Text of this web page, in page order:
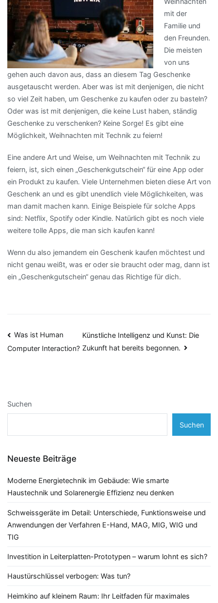
mit der
Familie und
den Freunden.
Die meisten
von uns
gehen auch davon aus, dass an diesem Tag Geschenke
ausgetauscht werden. Aber was ist mit denjenigen, die nicht
so viel Zeit haben, um Geschenke zu kaufen oder zu basteln?
Oder was ist mit denjenigen, die keine Lust haben, ständig
Geschenke zu verschenken? Keine Sorge! Es gibt eine
Möglichkeit, Weihnachten mit Technik zu feiern!
Eine andere Art und Weise, um Weihnachten mit Technik zu
feiern, ist, sich einen „Geschenkgutschein“ für eine App oder
ein Produkt zu kaufen. Viele Unternehmen bieten diese Art von
Geschenk an und es gibt unendlich viele Möglichkeiten, was
man damit machen kann. Einige Beispiele für solche Apps
sind: Netflix, Spotify oder Kindle. Natürlich gibt es noch viele
weitere tolle Apps, die man sich kaufen kann!
Wenn du also jemandem ein Geschenk kaufen möchtest und
nicht genau weißt, was er oder sie braucht oder mag, dann ist
ein „Geschenkgutschein“ genau das Richtige für dich.
Beitragsnavigation
Was ist Human
Computer Interaction?
Künstliche Intelligenz und Kunst: Die
Zukunft hat bereits begonnen.
Suchen
Suchen
Neueste Beiträge
Moderne Energietechnik im Gebäude: Wie smarte
Haustechnik und Solarenergie Effizienz neu denken
Schweissgeräte im Detail: Unterschiede, Funktionsweise und
Anwendungen der Verfahren E-Hand, MAG, MIG, WIG und
TIG
Investition in Leiterplatten-Prototypen – warum lohnt es sich?
Haustürschlüssel verbogen: Was tun?
Heimkino auf kleinem Raum: Ihr Leitfaden für maximales